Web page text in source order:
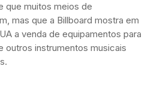
que muitos meios de
mas que a Billboard mostra em
a venda de equipamentos para
outros instrumentos musicais